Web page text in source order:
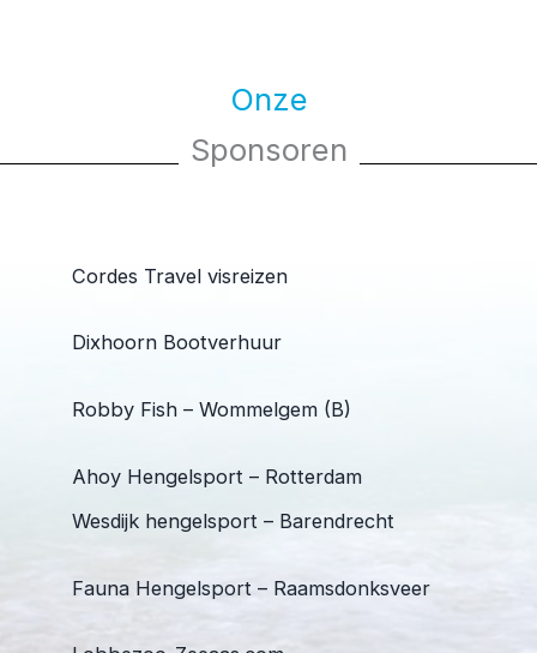
Onze
Sponsoren
Cordes Travel visreizen
Dixhoorn Bootverhuur
Robby Fish – Wommelgem (B)
Ahoy Hengelsport – Rotterdam
Wesdijk hengelsport – Barendrecht
Fauna Hengelsport – Raamsdonksveer